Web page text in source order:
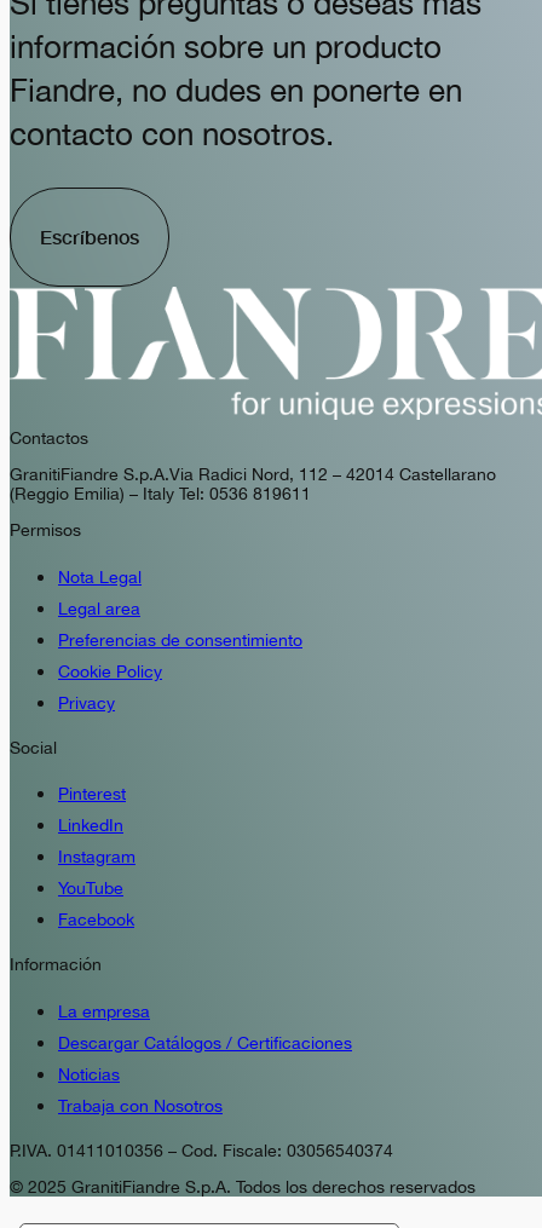
información sobre un producto
Fiandre, no dudes en ponerte en
contacto con nosotros.
Escríbenos
Contactos
GranitiFiandre S.p.A. Via Radici Nord, 112 – 42014 Castellarano
(Reggio Emilia) – Italy Tel: 0536 819611
Permisos
Nota Legal
Legal area
Preferencias de consentimiento
Cookie Policy
Privacy
Social
Pinterest
LinkedIn
Instagram
YouTube
Facebook
Información
La empresa
Descargar Catálogos / Certificaciones
Noticias
Trabaja con Nosotros
P.IVA. 01411010356 – Cod. Fiscale: 03056540374
© 2025 GranitiFiandre S.p.A. Todos los derechos reservados